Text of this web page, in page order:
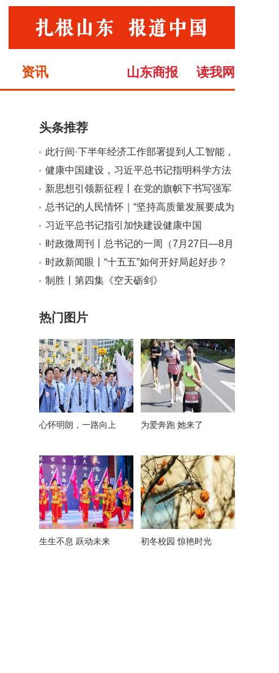
资讯 读我网
山东商报
大
头条推荐
此行间·下半年经济工作部署提到人工智能，
有何深意？
健康中国建设，习近平总书记指明科学方法
论
新思想引领新征程丨在党的旗帜下书写强军
兴军新荣光
总书记的人民情怀｜“坚持高质量发展要成为
领导干部政绩观的重要内容”
习近平总书记指引加快建设健康中国
时政微周刊丨总书记的一周（7月27日—8月
2日）
时政新闻眼丨“十五五”如何开好局起好步？
总书记的三句话蕴含深意
制胜丨第四集《空天砺剑》
热门图片
心怀明朗，一路向上 为爱奔跑 她来了
生生不息 跃动未来 初冬校园 惊艳时光